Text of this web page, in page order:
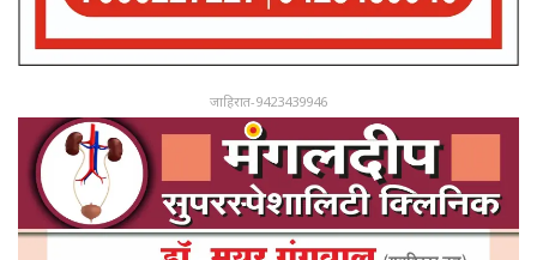
जाहिरात-9423439946